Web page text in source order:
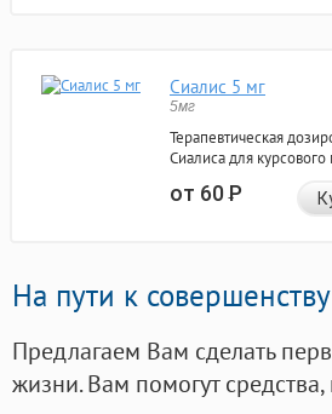
Сиалис 5 мг
5мг
Терапевтическая
Сиалиса для
от 60Р
На пути к
Предлагаем Вам сделать
жизни. Вам помогут